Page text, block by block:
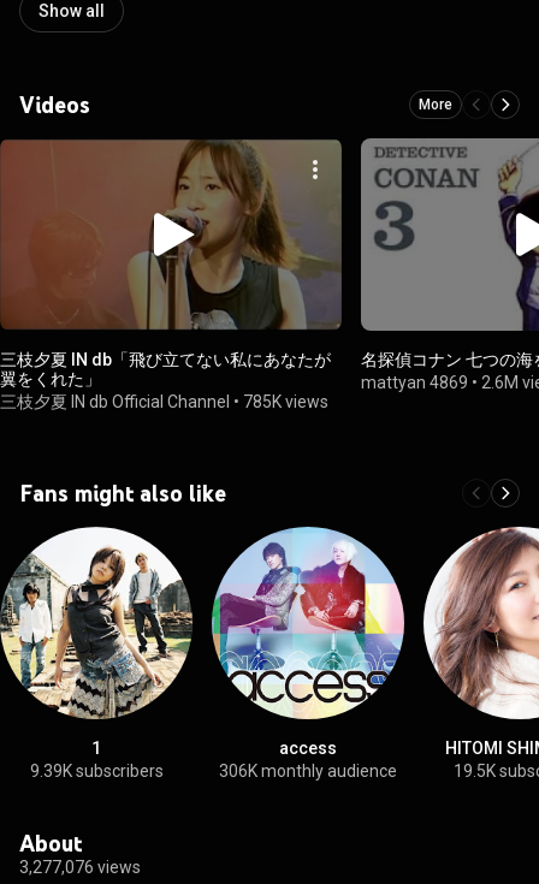
Show all
Videos More
三枝夕夏 IN db「飛び立てない私にあなたが
翼をくれた」
三枝夕夏 IN db Official Channel • 785K views
名探偵コナン 七つの
mattyan 4869 • 2.6M
Fans might also like
1
9.39K subscribers
access
306K monthly audience
HITOMI
19.5K
About
3,277,076 views